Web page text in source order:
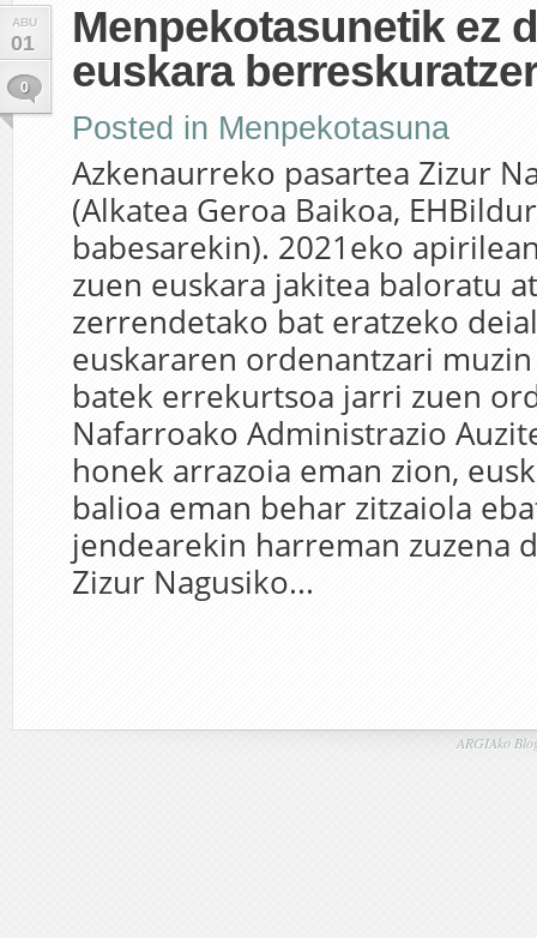
ABU
01
0
Menpekotasunetik ez
euskara
Posted in Menpekotasuna
Azkenaurreko pasartea Zizur
(Alkatea Geroa Baikoa,
babesarekin). 2021eko
zuen euskara jakitea baloratu
zerrendetako bat eratzeko
euskararen ordenantzari
batek errekurtsoa jarri zuen
Nafarroako Administrazio
honek arrazoia eman zion,
balioa eman behar zitzaiola
jendearekin harreman zuzena
Zizur Nagusiko...
ARGIAko